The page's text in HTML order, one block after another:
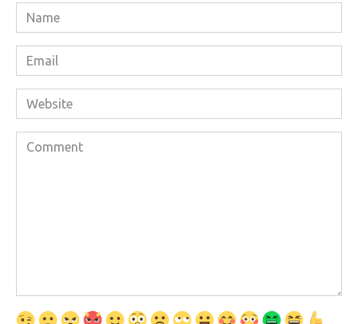
Name
*
Email
*
Website
Comment